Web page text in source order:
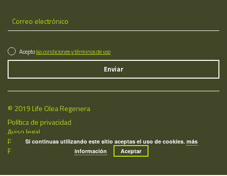
Aceptolas condiciones y términos de uso
© 2019 Life Olea Regenera
Política de privacidad
Aviso legal
Política de cookies
Fecha de última actualización: 09/08/2026
Si continuas utilizando este sitio aceptas el uso de cookies.más
información
Aceptar